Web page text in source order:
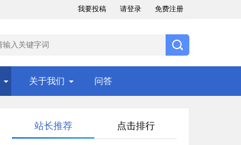
我要投稿 请登录 免费注册
关于我们 问答
站长推荐 点击排行